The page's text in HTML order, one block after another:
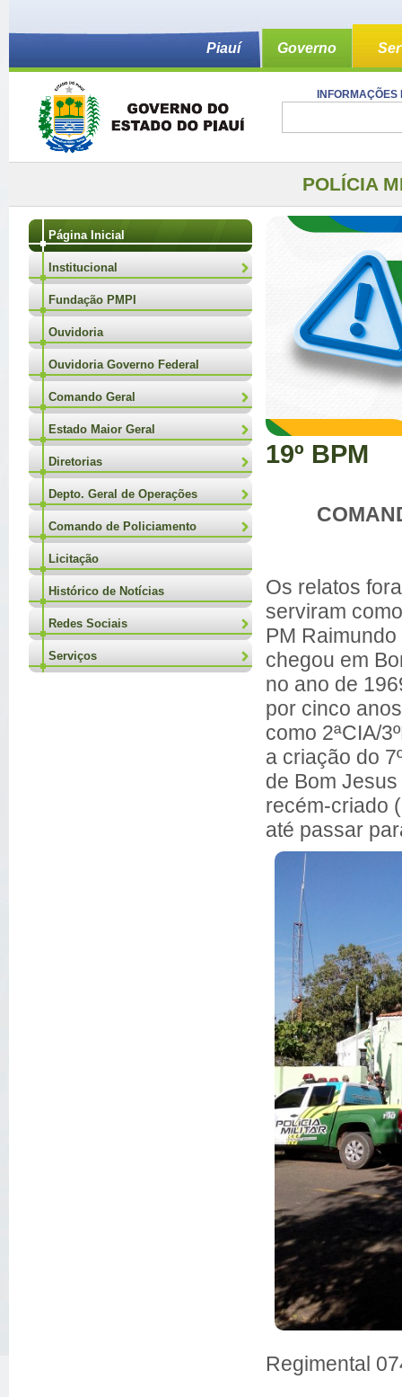
Piauí Governo
POLÍCIA
Página Inicial
Institucional
Fundação PMPI
Ouvidoria
Ouvidoria Governo Federal
Comando Geral
Estado Maior Geral
Diretorias
Depto. Geral de Operações
Comando de Policiamento
Licitação
Histórico de Notícias
Redes Sociais
Serviços
19º BPM
Os relatos
serviram
PM
chegou em
no ano de
por cinco
como 2ªCIA/
a criação do
de Bom
recém-criado
até passar
Regimental